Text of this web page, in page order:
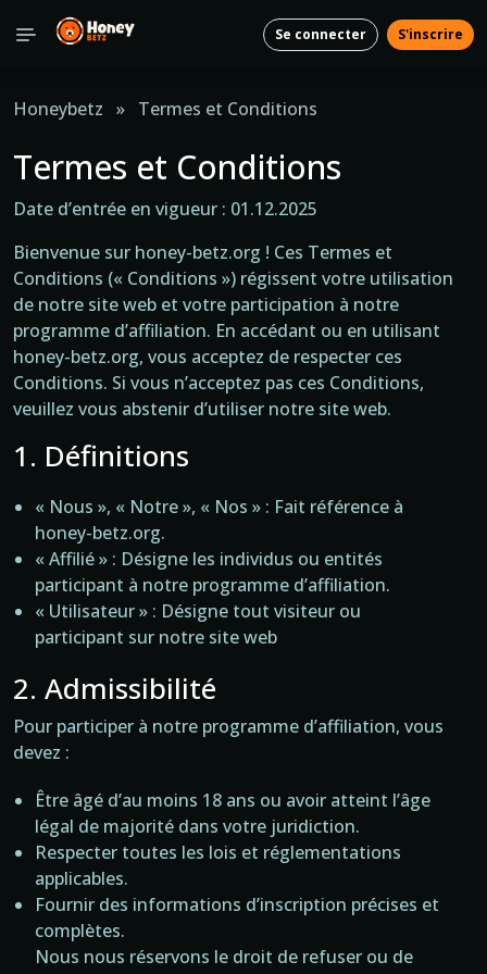
Se connecter S'inscrire
Honeybetz » Termes et Conditions
Termes et Conditions
Date d’entrée en vigueur : 01.12.2025
Bienvenue sur honey-betz.org ! Ces Termes et
Conditions (« Conditions ») régissent votre utilisation
de notre site web et votre participation à notre
programme d’affiliation. En accédant ou en utilisant
honey-betz.org, vous acceptez de respecter ces
Conditions. Si vous n’acceptez pas ces Conditions,
veuillez vous abstenir d’utiliser notre site web.
1. Définitions
« Nous », « Notre », « Nos » : Fait référence à
honey-betz.org.
« Affilié » : Désigne les individus ou entités
participant à notre programme d’affiliation.
« Utilisateur » : Désigne tout visiteur ou
participant sur notre site web
2. Admissibilité
Pour participer à notre programme d’affiliation, vous
devez :
Être âgé d’au moins 18 ans ou avoir atteint l’âge
légal de majorité dans votre juridiction.
Respecter toutes les lois et réglementations
applicables.
Fournir des informations d’inscription précises et
complètes.
Nous nous réservons le droit de refuser ou de